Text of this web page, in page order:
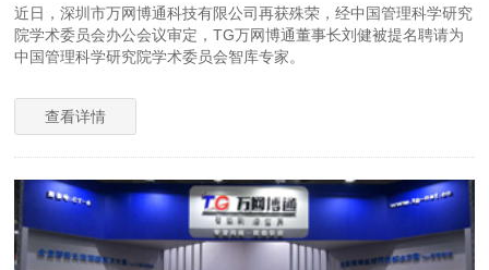
近日，深圳市万网博通科技有限公司再获殊荣，经中国管理科学研究
院学术委员会办公会议审定，TG万网博通董事长刘健被提名聘请为
中国管理科学研究院学术委员会智库专家。
查看详情